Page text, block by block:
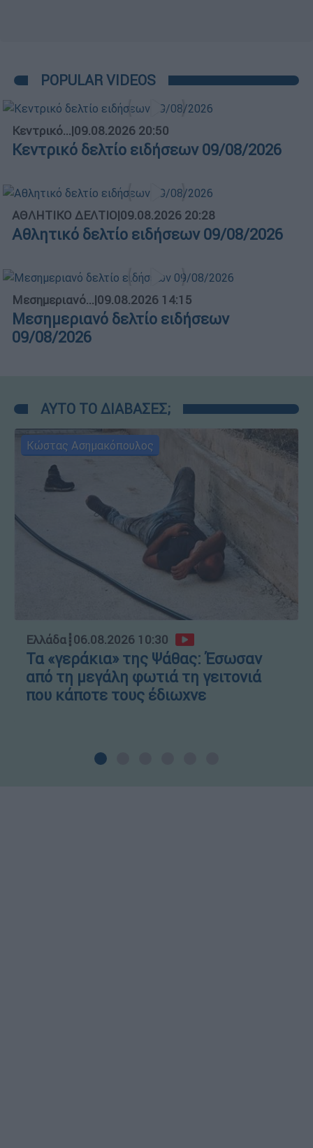
POPULAR VIDEOS
Κεντρικό...|09.08.2026 20:50
Κεντρικό δελτίο ειδήσεων 09/08/2026
ΑΘΛΗΤΙΚΟ ΔΕΛΤΙΟ|09.08.2026 20:28
Αθλητικό δελτίο ειδήσεων 09/08/2026
Μεσημεριανό...|09.08.2026 14:15
Μεσημεριανό δελτίο ειδήσεων
09/08/2026
ΑΥΤΟ ΤΟ ΔΙΑΒΑΣΕΣ;
Κώστας Ασημακόπουλος
Ελλάδα┋06.08.2026 10:30
Τα «γεράκια» της Ψάθας: Έσωσαν
από τη μεγάλη φωτιά τη γειτονιά
που κάποτε τους έδιωχνε